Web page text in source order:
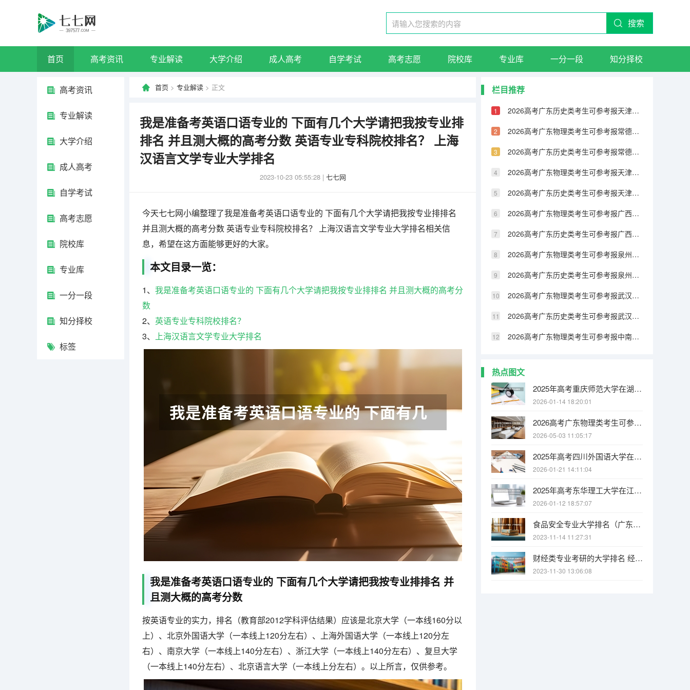
搜索
首页 高考资讯 专业解读 大学介绍 成人高考 自学考试 高考志愿 院校库 专业库 一分一段 知分择校
高考资讯
专业解读
大学介绍
成人高考
自学考试
高考志愿
院校库
专业库
一分一段
知分择校
标签
首页 > 专业解读 > 正文
我是准备考英语口语专业的 下面有几个大学请把我按专业排
排名 并且测大概的高考分数 英语专业专科院校排名？ 上海
汉语言文学专业大学排名
2023-10-23 05:55:28 | 七七网
今天七七网小编整理了我是准备考英语口语专业的 下面有几个大学请把我按专业排排名
并且测大概的高考分数 英语专业专科院校排名？ 上海汉语言文学专业大学排名相关信
息，希望在这方面能够更好的大家。
本文目录一览：
1、 我是准备考英语口语专业的 下面有几个大学请把我按专业排排名 并且测大概的高考分
数
2、 英语专业专科院校排名？
3、 上海汉语言文学专业大学排名
我是准备考英语口语专业的 下面有几个大学请把我按专业排排名 并
且测大概的高考分数
按英语专业的实力，排名（教育部2012学科评估结果）应该是北京大学（一本线160分以
上）、北京外国语大学（一本线上120分左右）、上海外国语大学（一本线上120分左
右）、南京大学（一本线上140分左右）、浙江大学（一本线上140分左右）、复旦大学
（一本线上140分左右）、北京语言大学（一本线上分左右）。以上所言，仅供参考。
栏目推荐
2026高考广东历史类考生可参考报天津城市建设管理职业技术学院的专业汇总
2026高考广东物理类考生可参考报常德职业技术学院的专业汇总
2026高考广东历史类考生可参考报常德职业技术学院的专业汇总
2026高考广东物理类考生可参考报天津铁道职业技术学院的专业汇总
2026高考广东历史类考生可参考报天津铁道职业技术学院的专业汇总
2026高考广东物理类考生可参考报广西民族大学相思湖学院的专业汇总
2026高考广东历史类考生可参考报广西民族大学相思湖学院的专业汇总
2026高考广东物理类考生可参考报泉州纺织服装职业学院的专业汇总
2026高考广东历史类考生可参考报泉州纺织服装职业学院的专业汇总
2026高考广东物理类考生可参考报武汉生物工程学院的专业汇总
2026高考广东历史类考生可参考报武汉生物工程学院的专业汇总
2026高考广东物理类考生可参考报中南林业科技大学涉外学院的专业汇总
热点图文
2025年高考重庆师范大学在湖南各批次选科要求有哪些
2026-01-14 18:20:01
2026高考广东物理类考生可参考报江西电力职业技术学院的专业汇总
2026-05-03 11:05:17
2025年高考四川外国语大学在内蒙古各批次选科要求有哪些
2026-01-21 14:11:04
2025年高考东华理工大学在江西各批次选科要求有哪些
2026-01-12 18:57:07
食品安全专业大学排名（广东省内2a的食品安全专业的大学）
2023-11-14 11:27:31
财经类专业考研的大学排名 经济学专业考研学校排名
2023-11-30 13:06:08